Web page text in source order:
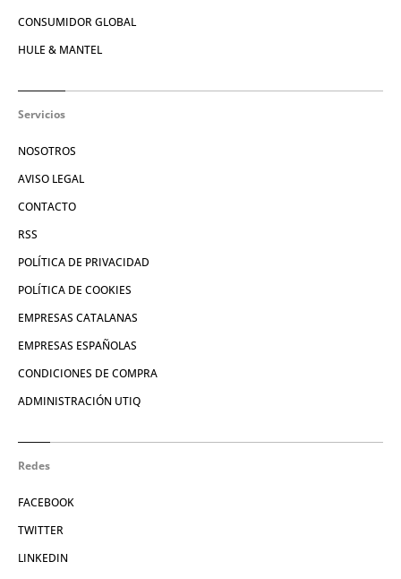
CONSUMIDOR GLOBAL
HULE & MANTEL
Servicios
NOSOTROS
AVISO LEGAL
CONTACTO
RSS
POLÍTICA DE PRIVACIDAD
POLÍTICA DE COOKIES
EMPRESAS CATALANAS
EMPRESAS ESPAÑOLAS
CONDICIONES DE COMPRA
ADMINISTRACIÓN UTIQ
Redes
FACEBOOK
TWITTER
LINKEDIN